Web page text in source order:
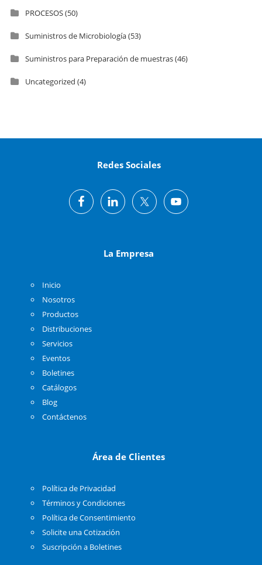
PROCESOS(50)
Suministros de Microbiología(53)
Suministros para Preparación de muestras(46)
Uncategorized (4)
Redes Sociales
La Empresa
Inicio
Nosotros
Productos
Distribuciones
Servicios
Eventos
Boletines
Catálogos
Blog
Contáctenos
Área de Clientes
Política de Privacidad
Términos y Condiciones
Política de Consentimiento
Solicite una Cotización
Suscripción a Boletines